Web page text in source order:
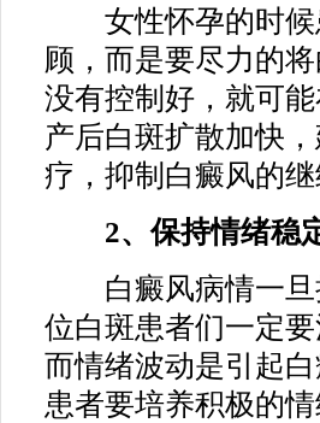
女性怀孕的时候
顾，而是要尽力的
没有控制好，就可
产后白斑扩散加快
疗，抑制白癜风的
2、保持情绪稳定
白癜风病情一旦
位白斑患者们一定
而情绪波动是引起
患者要培养积极的